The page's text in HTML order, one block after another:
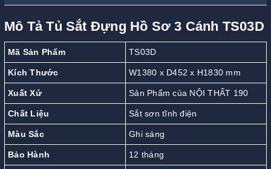
Mô Tả Tủ Sắt Đựng Hồ Sơ 3 Cánh TS03D
Mã Sản Phẩm TS03D
Kích Thước W1380 x D452 x H1830 mm
Xuất Xứ Sản Phẩm của NỘI THẤT 190
Chất Liệu Sắt sơn tĩnh điện
Màu Sắc Ghi sáng
Bảo Hành 12 tháng